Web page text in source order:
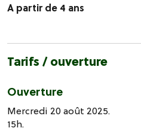
A partir de 4 ans
Tarifs / ouverture
Ouverture
Mercredi 20 août 2025.
15h.